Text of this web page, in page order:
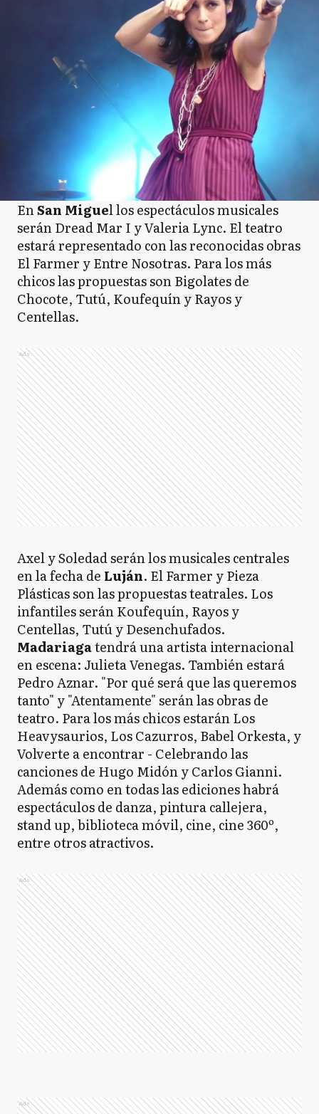
EnSan Miguel los espectáculos musicales
serán Dread Mar I y Valeria Lync. El teatro
estará representado con las reconocidas obras
El Farmer y Entre Nosotras. Para los más
chicos las propuestas son Bigolates de
Chocote, Tutú, Koufequín y Rayos y
Centellas.
Ads
Axel y Soledad serán los musicales centrales
en la fecha de Luján. El Farmer y Pieza
Plásticas son las propuestas teatrales. Los
infantiles serán Koufequín, Rayos y
Centellas, Tutú y Desenchufados.
Madariagatendrá una artista internacional
en escena: Julieta Venegas. También estará
Pedro Aznar. "Por qué será que las queremos
tanto" y "Atentamente" serán las obras de
teatro. Para los más chicos estarán Los
Heavysaurios, Los Cazurros, Babel Orkesta, y
Volverte a encontrar - Celebrando las
canciones de Hugo Midón y Carlos Gianni.
Además como en todas las ediciones habrá
espectáculos de danza, pintura callejera,
stand up, biblioteca móvil, cine, cine 360º,
entre otros atractivos.
Ads
Ads